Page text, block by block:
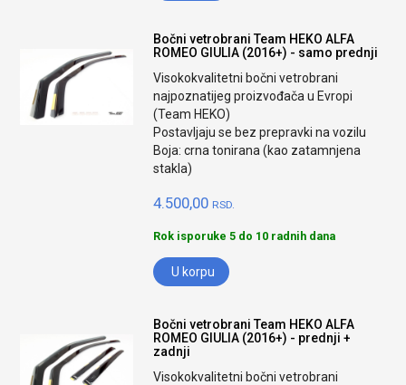
Bočni vetrobrani Team HEKO ALFA
ROMEO GIULIA (2016+) - samo prednji
Visokokvalitetni bočni vetrobrani
najpoznatijeg proizvođača u Evropi
(Team HEKO)
Postavljaju se bez prepravki na vozilu
Boja: crna tonirana (kao zatamnjena
stakla)
4.500,00 RSD.
Rok isporuke 5 do 10 radnih dana
U korpu
Bočni vetrobrani Team HEKO ALFA
ROMEO GIULIA (2016+) - prednji +
zadnji
Visokokvalitetni bočni vetrobrani